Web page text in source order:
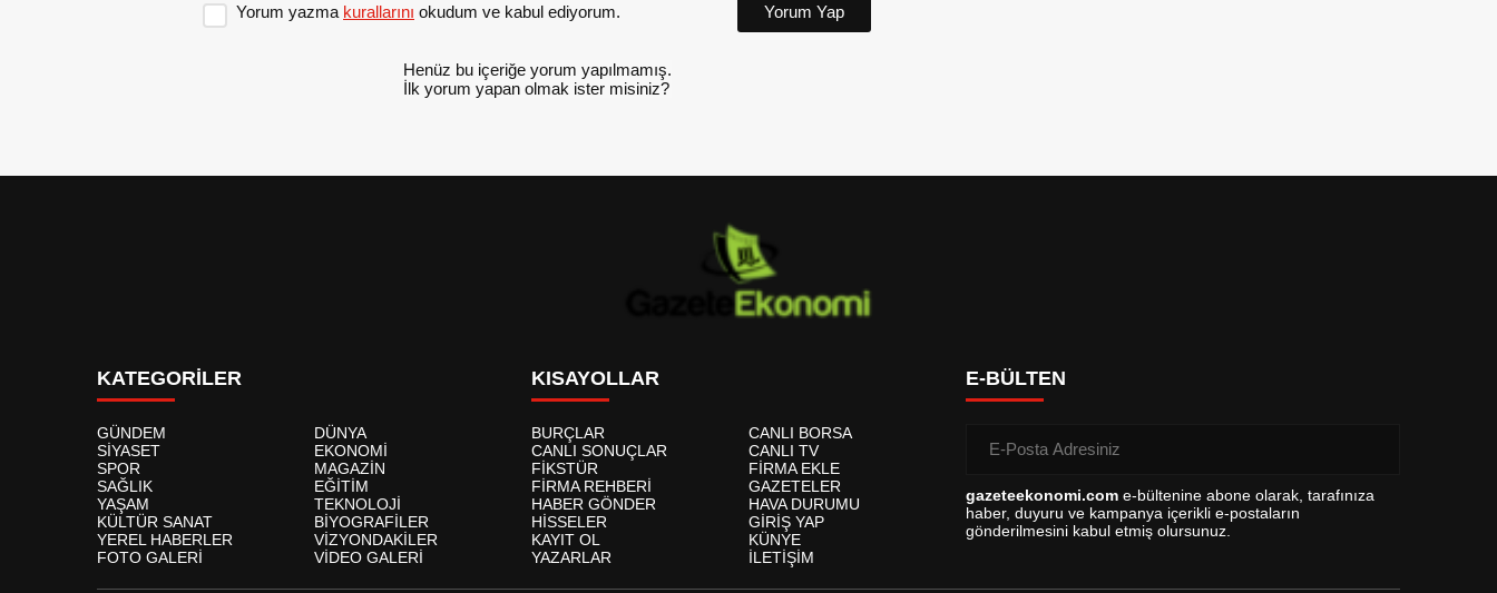
Yorum yazma kurallarını okudum ve kabul ediyorum. Yorum Yap
Henüz bu içeriğe yorum yapılmamış.
İlk yorum yapan olmak ister misiniz?
KATEGORİLER
GÜNDEM
DÜNYA
SİYASET
EKONOMİ
SPOR
MAGAZİN
SAĞLIK
EĞİTİM
YAŞAM
TEKNOLOJİ
KÜLTÜR SANAT
BİYOGRAFİLER
YEREL HABERLER
VİZYONDAKİLER
FOTO GALERİ
VİDEO GALERİ
KISAYOLLAR
BURÇLAR
CANLI BORSA
CANLI SONUÇLAR
CANLI TV
FİKSTÜR
FİRMA EKLE
FİRMA REHBERİ
GAZETELER
HABER GÖNDER
HAVA DURUMU
HİSSELER
GİRİŞ YAP
KAYIT OL
KÜNYE
YAZARLAR
İLETİŞİM
E-BÜLTEN
gazeteekonomi.com e-bültenine abone olarak, tarafınıza
haber, duyuru ve kampanya içerikli e-postaların
gönderilmesini kabul etmiş olursunuz.